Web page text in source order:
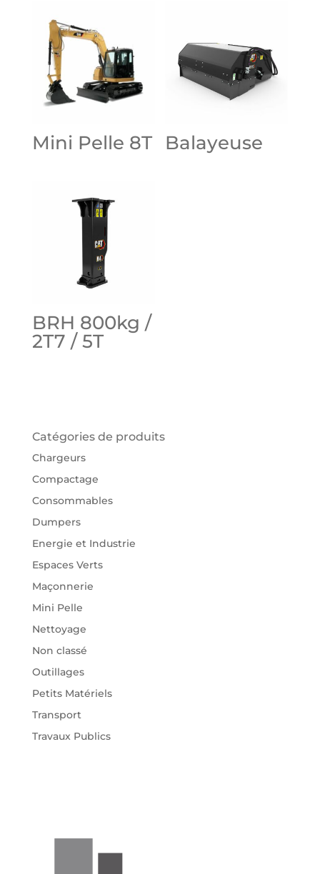
Mini Pelle 8T Balayeuse
BRH 800kg /
2T7 / 5T
Catégories de produits
Chargeurs
Compactage
Consommables
Dumpers
Energie et Industrie
Espaces Verts
Maçonnerie
Mini Pelle
Nettoyage
Non classé
Outillages
Petits Matériels
Transport
Travaux Publics